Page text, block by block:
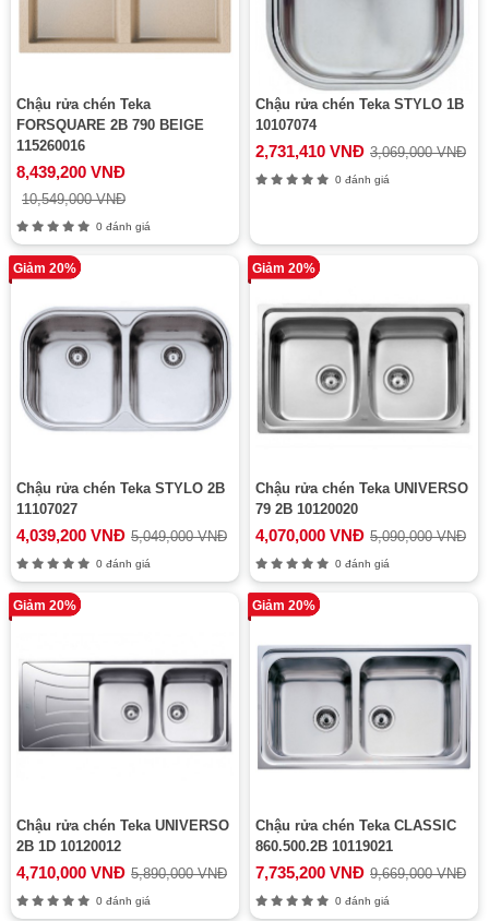
Chậu rửa chén Teka
FORSQUARE 2B 790 BEIGE
115260016
8,439,200 VNĐ
10,549,000 VNĐ
0 đánh giá
Chậu rửa chén Teka STYLO 1B
10107074
2,731,410 VNĐ 3,069,000 VNĐ
0 đánh giá
Giảm 20%
Chậu rửa chén Teka STYLO 2B
11107027
4,039,200 VNĐ 5,049,000 VNĐ
0 đánh giá
Giảm 20%
Chậu rửa chén Teka UNIVERSO
79 2B 10120020
4,070,000 VNĐ 5,090,000 VNĐ
0 đánh giá
Giảm 20%
Chậu rửa chén Teka UNIVERSO
2B 1D 10120012
4,710,000 VNĐ 5,890,000 VNĐ
0 đánh giá
Giảm 20%
Chậu rửa chén Teka CLASSIC
860.500.2B 10119021
7,735,200 VNĐ 9,669,000 VNĐ
0 đánh giá